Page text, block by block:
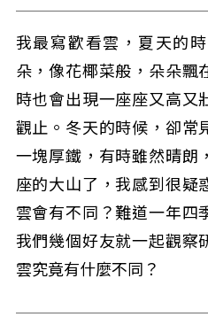
我最寫歡看雲，夏天的
朵，像花椰菜般，朵朵飄
時也會出現一座座又高又
觀止。冬天的時候，卻常
一塊厚鐵，有時雖然晴朗
座的大山了，我感到很疑
雲會有不同？難道一年四
我們幾個好友就一起觀察
雲究竟有什麼不同？